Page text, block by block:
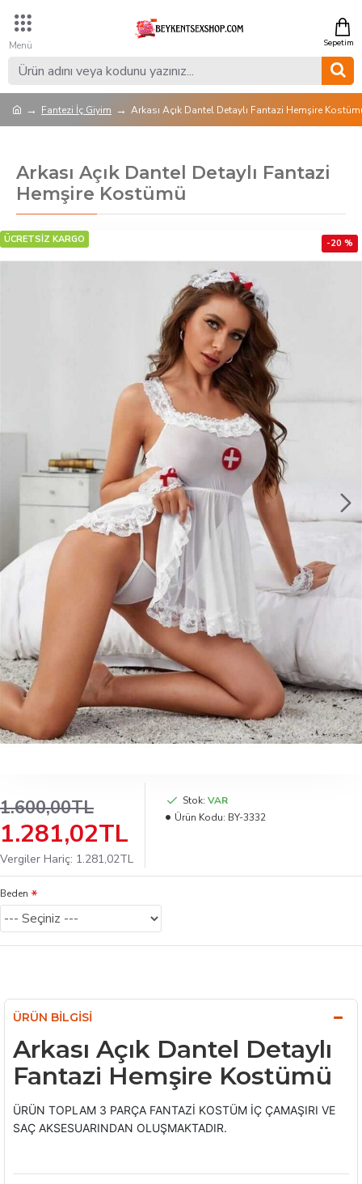
Fantezi İç Giyim Arkası Açık Dantel Detaylı Fantazi Hemşire
Arkası Açık Dantel Detaylı Fantazi
Hemşire Kostümü
ÜCRETSİZ KARGO -20 %
1.281,02TL
1.600,00TL
Vergiler Hariç: 1.281,02TL
Stok: VAR
Ürün Kodu: BY-3332
Beden
ÜRÜN BILGISI
Arkası Açık Dantel Detaylı
Fantazi Hemşire Kostümü
ÜRÜN TOPLAM 3 PARÇA FANTAZİ KOSTÜM İÇ ÇAMAŞIRI VE
SAÇ AKSESUARINDAN OLUŞMAKTADIR.